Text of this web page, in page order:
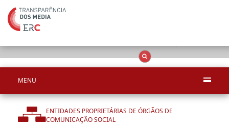
MENU
ENTIDADES PROPRIETÁRIAS DE ÓRGÃOS DE
COMUNICAÇÃO SOCIAL